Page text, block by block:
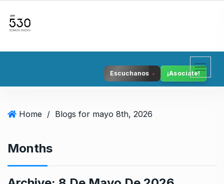
Escuchanos ¡Asociate!
Home / Blogs for mayo 8th, 2026
Months